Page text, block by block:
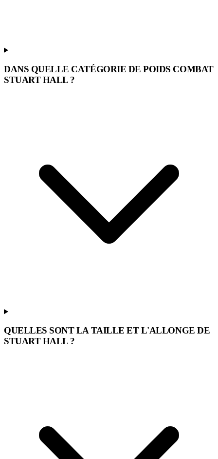
DANS QUELLE CATÉGORIE DE POIDS COMBAT
STUART HALL ?
QUELLES SONT LA TAILLE ET L'ALLONGE DE
STUART HALL ?